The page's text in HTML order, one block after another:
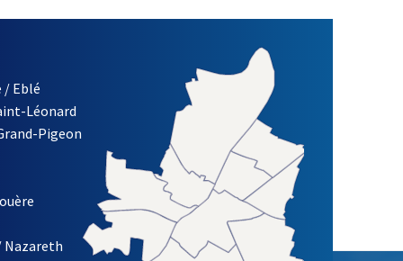
D'INFORMATION DES ASSOCIATIONS DE LA VILLE
/ Eblé
Léonard
Pigeon
Nazareth